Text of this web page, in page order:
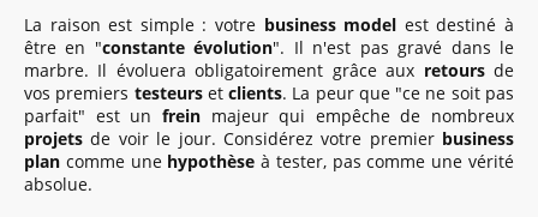
La raison est simple : votre business model est destiné à
être en "constante évolution". Il n'est pas gravé dans le
marbre. Il évoluera obligatoirement grâce aux retoursde
vos premiers testeursetclients. La peur que "ce ne soit pas
parfait" est un freinmajeur qui empêche de nombreux
projets de voir le jour. Considérez votre premier business
plan comme une hypothèse à tester, pas comme une vérité
absolue.